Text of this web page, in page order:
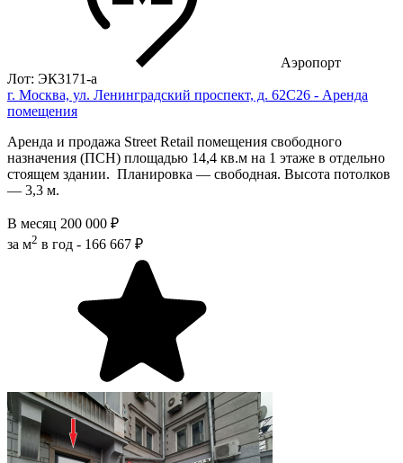
Аэропорт
Лот: ЭК3171-a
г. Москва, ул. Ленинградский проспект, д. 62С26 - Аренда
помещения
Аренда и продажа Street Retail помещения свободного
назначения (ПСН) площадью 14,4 кв.м на 1 этаже в отдельно
стоящем здании. Планировка — свободная. Высота потолков
— 3,3 м.
В месяц 200 000 ₽
за м2 в год - 166 667 ₽